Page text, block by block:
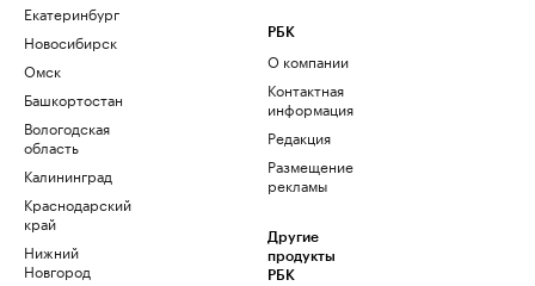
Екатеринбург
Новосибирск
Омск
Башкортостан
Вологодская
область
Калининград
Краснодарский
край
Нижний
Новгород
РБК
О компании
Контактная
информация
Редакция
Размещение
рекламы
Другие
продукты
РБК